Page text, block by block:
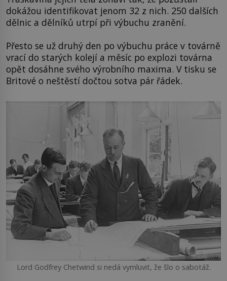
dokážou identifikovat jenom 32 z nich. 250 dalších
dělnic a dělníků utrpí při výbuchu zranění.
Přesto se už druhý den po výbuchu práce v továrně
vrací do starých kolejí a měsíc po explozi továrna
opět dosáhne svého výrobního maxima. V tisku se
Britové o neštěstí dočtou sotva pár řádek.
Lord Godfrey Chetwind si nedá vymluvit, že šlo o sabotáž.